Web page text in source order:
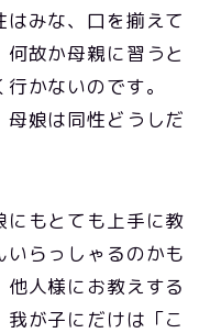
みな、口を揃えて
故か母親に習うと
行かないのです。
娘は同性どうしだ
もとても上手に教
らっしゃるのかも
人様にお教えする
が子にだけは「こ